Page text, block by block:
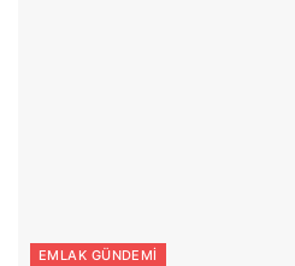
EMLAK GÜNDEMI